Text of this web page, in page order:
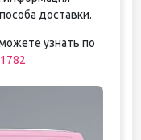
доставки.
узнать по